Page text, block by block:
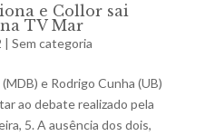
e Collor sai
TV Mar
| Sem categoria
e Rodrigo Cunha (UB)
ao debate realizado pela
5. A ausência dos dois,